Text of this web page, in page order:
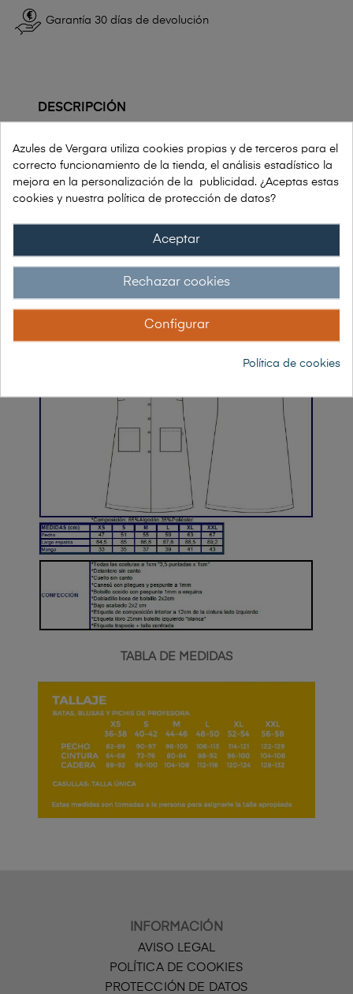
Garantía 30 días de devolución
DESCRIPCIÓN
Bata Colegial Sin Mangas con botones
centrales y dos bolsillos laterales. Se trata de
una prenda desmangada.
Bata colegial fabricada en tejido
bambulaque es un tejido suave, fresco y ligero,
con buena caída y que No se plancha.
FICHA TECNICA
TABLA DE MEDIDAS
INFORMACIÓN
AVISO LEGAL
POLÍTICA DE COOKIES
PROTECCIÓN DE DATOS
Azules de Vergara utiliza cookies propias y de terceros para el
correcto funcionamiento de la tienda, el análisis estadístico la
mejora en la personalización de la publicidad. ¿Aceptas estas
cookies y nuestra política de protección de datos?
Aceptar
Rechazar cookies
Configurar
Política de cookies